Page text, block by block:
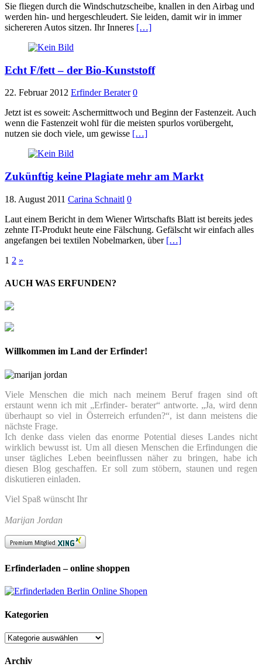
Sie fliegen durch die Windschutzscheibe, knallen in den Airbag und
werden hin- und hergeschleudert. Sie leiden, damit wir in immer
sichereren Autos sitzen. Ihr Inneres […]
Echt F/fett – der Bio-Kunststoff
22. Februar 2012 Erfinder Berater 0
Jetzt ist es soweit: Aschermittwoch und Beginn der Fastenzeit. Auch
wenn die Fastenzeit wohl für die meisten spurlos vorübergeht,
nutzen sie doch viele, um gewisse […]
Zukünftig keine Plagiate mehr am Markt
18. August 2011 Carina Schnaitl 0
Laut einem Bericht in dem Wiener Wirtschafts Blatt ist bereits jedes
zehnte IT-Produkt heute eine Fälschung. Gefälscht wir einfach alles
angefangen bei textilen Nobelmarken, über […]
Beitragsnavigation
1 2 »
AUCH WAS ERFUNDEN?
Willkommen im Land der Erfinder!
Viele Menschen die mich nach meinem Beruf fragen sind oft
erstaunt wenn ich mit „Erfinder- berater“ antworte. „Ja, wird denn
überhaupt so viel in Österreich erfunden?“, ist dann meistens die
nächste Frage.
Ich denke dass vielen das enorme Potential dieses Landes nicht
wirklich bewusst ist. Um all diesen Menschen die Erfindungen die
unser tägliches Leben beeinflussen näher zu bringen, habe ich
diesen Blog geschaffen. Er soll zum stöbern, staunen und regen
diskutieren einladen.
Viel Spaß wünscht Ihr
Marijan Jordan
Erfinderladen – online shoppen
Kategorien
Kategorien
Archiv